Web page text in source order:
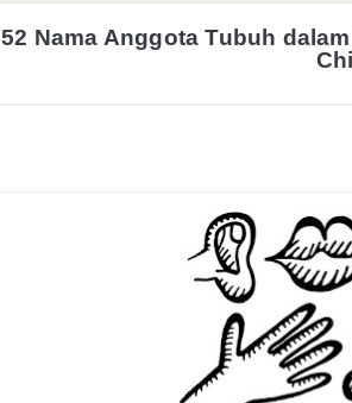
52 Nama Anggota Tubuh